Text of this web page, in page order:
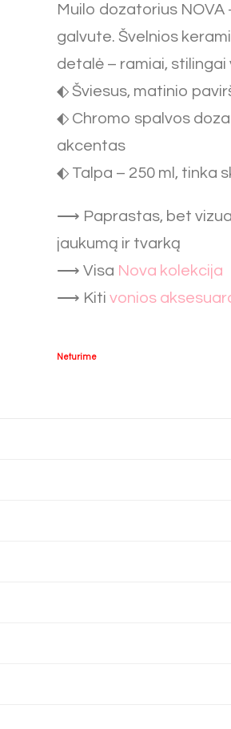
Muilo dozatorius
galvute. Švelnios
detalė – ramiai,
⬖ Šviesus, matinio
⬖ Chromo spalvos
akcentas
⬖ Talpa – 250 ml, tinka
⟶ Paprastas, bet
jaukumą ir tvarką
⟶ Visa Nova kolekcija
⟶ Kiti vonios
Neturime